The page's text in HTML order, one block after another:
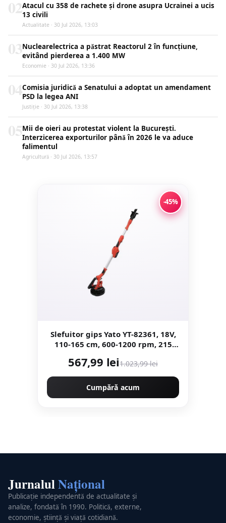
Atacul cu 358 de rachete și drone asupra Ucrainei a ucis
13 civili
Actualitate · 30 Jul 2026, 13:03
Nuclearelectrica a păstrat Reactorul 2 în funcțiune,
evitând pierderea a 1.400 MW
Economie · 30 Jul 2026, 13:36
Comisia juridică a Senatului a adoptat un amendament
PSD la legea ANI
Justiţie · 30 Jul 2026, 13:38
Mii de oieri au protestat violent la București.
Interzicerea exporturilor până în 2026 le va aduce
falimentul
Agricultură · 30 Jul 2026, 13:57
-45%
Slefuitor gips Yato YT-82361, 18V,
110-165 cm, 600-1200 rpm, 215
acumulator si incarcator
567,99 lei1.023,99 lei
Cumpără acum
JurnalulNațional
Publicație independentă de actualitate și
analize, fondată în 1990. Politică, externe,
economie, știință și viață cotidiană.